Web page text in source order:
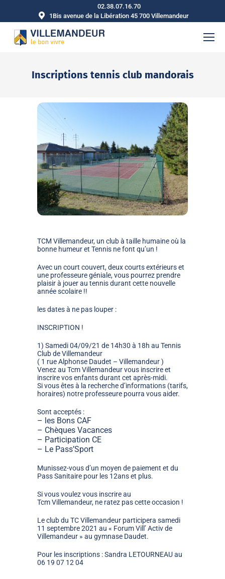
02.38.07.16.70
1Bis avenue de la Libération 45 700 Villemandeur
Inscriptions tennis club mandorais
TCM Villemandeur, un club à taille humaine où la
bonne humeur et Tennis ne font qu’un !
Avec un court couvert, deux courts extérieurs et
une professeure géniale, vous pourrez prendre
plaisir à jouer au tennis durant cette nouvelle
année scolaire !!
lesdates à ne pas louper :
INSCRIPTION !
1) Samedi 04/09/21 de 14h30 à 18h au Tennis
Club de Villemandeur
( 1 rue Alphonse Daudet – Villemandeur )
Venez au TcmVillemandeur vous inscrire et
inscrire vos enfants durant cet après-midi.
Si vous êtes à la recherche d’informations (tarifs,
horaires) notre professeure pourra vous aider.
Sont acceptés :
– les Bons CAF
– Chèques Vacances
– Participation CE
– Le Pass’Sport
Munissez-vous d’un moyen de paiement et du
Pass Sanitaire pour les 12anset plus.
Si vous voulez vous inscrire au
TcmVillemandeur, ne ratez pas cette occasion !
Le club du TC Villemandeur participera samedi
11 septembre 2021 au « ForumVill’Activde
Villemandeur » au gymnase Daudet.
Pour les inscriptions :Sandra LETOURNEAUau
06 19 07 12 04